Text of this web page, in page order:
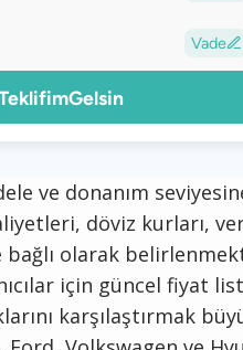
Vade
ve donanım
döviz kurları,
olarak
için güncel fiyat
karşılaştırmak